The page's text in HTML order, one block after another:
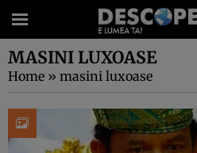
MASINI LUXOASE
Home » masini luxoase